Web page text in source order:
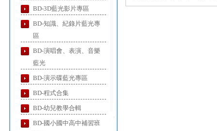
BD-3D藍光影片專區
BD-知識、紀錄片藍光專
區
BD-演唱會、表演、音樂
藍光
BD-演示碟藍光專區
BD-程式合集
BD-幼兒教學合輯
BD-國小國中高中補習班